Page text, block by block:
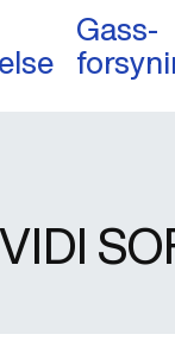
Gass-